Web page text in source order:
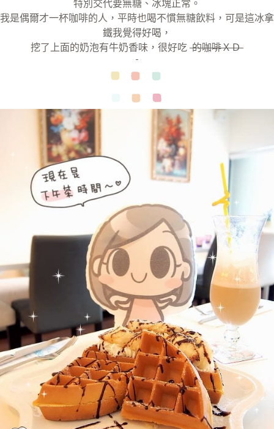
特別交代要無糖、冰塊正常。
我是偶爾才一杯咖啡的人，平時也喝不慣無糖飲料，可是這冰拿
鐵我覺得好喝，
挖了上面的奶泡有牛奶香味，很好吃 的咖啡ＸＤ